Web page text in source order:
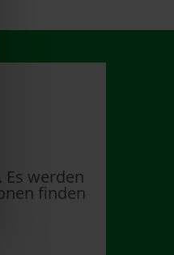
Es werden
finden